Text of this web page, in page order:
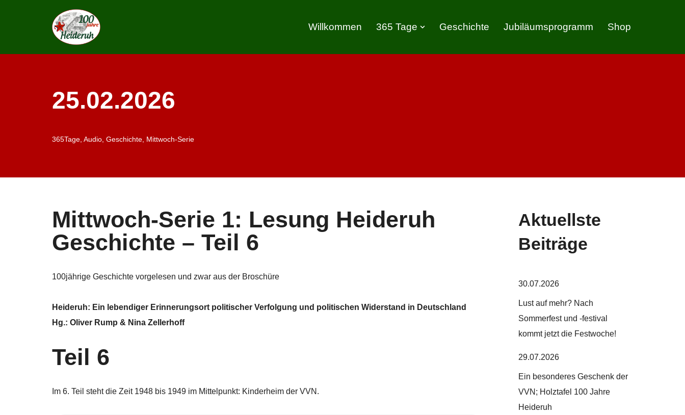
Willkommen 365 Tage Geschichte Jubiläumsprogramm Shop
25.02.2026
365Tage Audio Geschichte Mittwoch-Serie
Mittwoch-Serie 1: Lesung Heideruh
Geschichte – Teil 6
100jährige Geschichte vorgelesen und zwar aus der Broschüre
Heideruh: Ein lebendiger Erinnerungsort politischer Verfolgung und politischen Widerstand in Deutschland
Hg.: Oliver Rump & Nina Zellerhoff
Teil 6
Im 6. Teil steht die Zeit 1948 bis 1949 im Mittelpunkt: Kinderheim der VVN.
Aktuellste
Beiträge
30.07.2026
Lust auf mehr? Nach
Sommerfest und -festival
kommt jetzt die Festwoche!
29.07.2026
Ein besonderes Geschenk der
VVN; Holztafel 100 Jahre
Heideruh